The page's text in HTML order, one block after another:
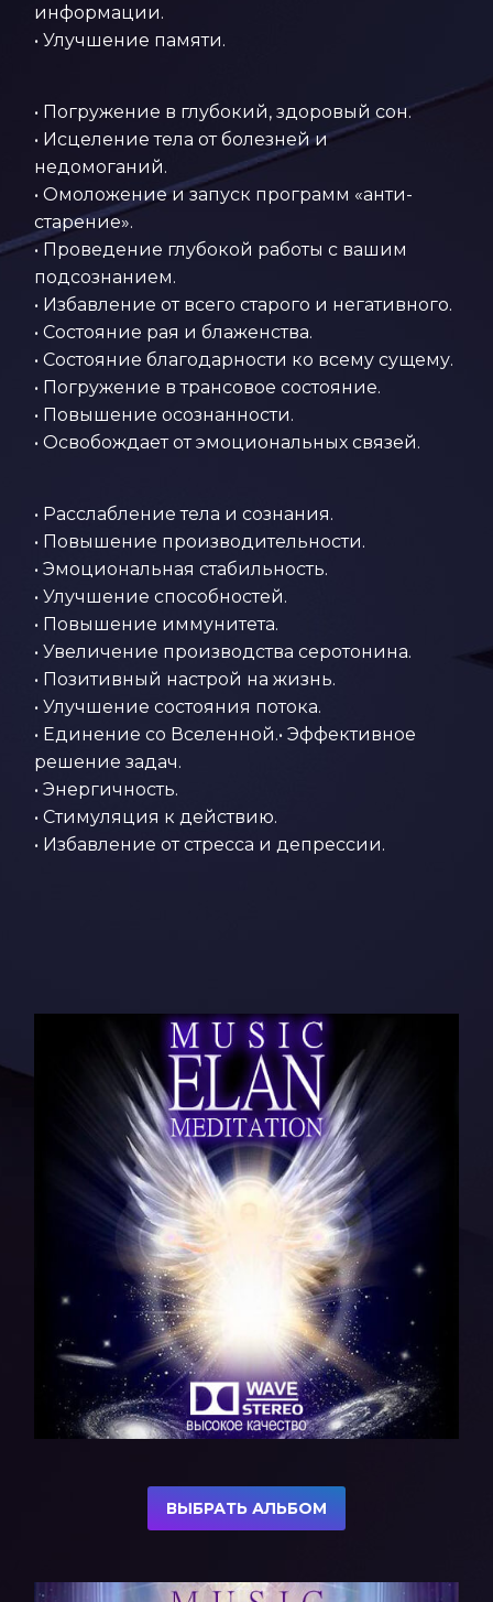
информации.
• Улучшение памяти.
• Погружение в глубокий, здоровый сон.
• Исцеление тела от болезней и
недомоганий.
• Омоложение и запуск программ «анти-
старение».
• Проведение глубокой работы с вашим
подсознанием.
• Избавление от всего старого и негативного.
• Состояние рая и блаженства.
• Состояние благодарности ко всему сущему.
• Погружение в трансовое состояние.
• Повышение осознанности.
• Освобождает от эмоциональных связей.
• Расслабление тела и сознания.
• Повышение производительности.
• Эмоциональная стабильность.
• Улучшение способностей.
• Повышение иммунитета.
• Увеличение производства серотонина.
• Позитивный настрой на жизнь.
• Улучшение состояния потока.
• Единение со Вселенной.• Эффективное
решение задач.
• Энергичность.
• Стимуляция к действию.
• Избавление от стресса и депрессии.
ВЫБРАТЬ АЛЬБОМ